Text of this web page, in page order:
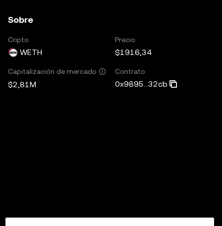
Sobre
Cripto
WETH
Precio
$1916,34
Capitalización de mercado
$2,81M
Contrato
0x9895...32cb